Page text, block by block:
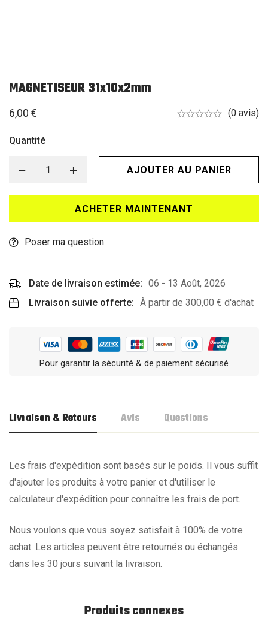
MAGNETISEUR 31x10x2mm
6,00 € (0 avis)
Quantité
AJOUTER AU PANIER
ACHETER MAINTENANT
Poser ma question
Date de livraison estimée: 06 - 13 Août, 2026
Livraison suivie offerte: À partir de 300,00 € d'achat
Pour garantir la sécurité & de paiement sécurisé
Livraison & Retours Avis Questions
Les frais d'expédition sont basés sur le poids. Il vous suffit
d'ajouter les produits à votre panier et d'utiliser le
calculateur d'expédition pour connaître les frais de port.
Nous voulons que vous soyez satisfait à 100% de votre
achat. Les articles peuvent être retournés ou échangés
dans les 30 jours suivant la livraison.
Produits connexes